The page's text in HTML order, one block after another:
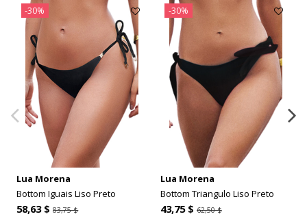
-30%
Lua Morena
Bottom Iguais Liso Preto
58,63 $83,75 $
-30%
Lua Morena
Bottom Triangulo Liso Preto
43,75 $ 62,50 $